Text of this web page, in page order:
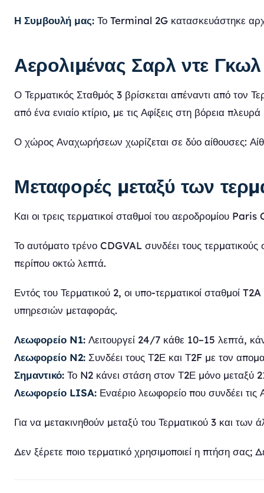
Η Συμβουλή μας: Το Terminal 2G κατασκευάστηκε
Αερολιμένας Σαρλ ντε
Ο Τερματικός Σταθμός 3 βρίσκεται απέναντι από τον
από ένα ενιαίο κτίριο, με τις Αφίξεις στη βόρεια
Ο χώρος Αναχωρήσεων χωρίζεται σε δύο αίθουσες:
Μεταφορές μεταξύ των
Και οι τρεις τερματικοί σταθμοί του αεροδρομίου
Το αυτόματο τρένο CDGVAL συνδέει τους
περίπου οκτώ λεπτά.
Εντός του Τερματικού 2, οι υπο-τερματικοί σταθμοί
υπηρεσιών μεταφοράς.
Λεωφορείο N1: Λειτουργεί 24/7 κάθε 10–15 λεπτά,
Λεωφορείο N2: Συνδέει τους Τ2Ε και Τ2F με τον
Σημαντικό: Το N2 κάνει στάση στον Τ2Ε μόνο μεταξύ
Λεωφορείο LISA: Εναέριο λεωφορείο που συνδέει
Για να μετακινηθούν μεταξύ του Τερματικού 3 και
Δεν ξέρετε ποιο τερματικό χρησιμοποιεί η πτήση σας;